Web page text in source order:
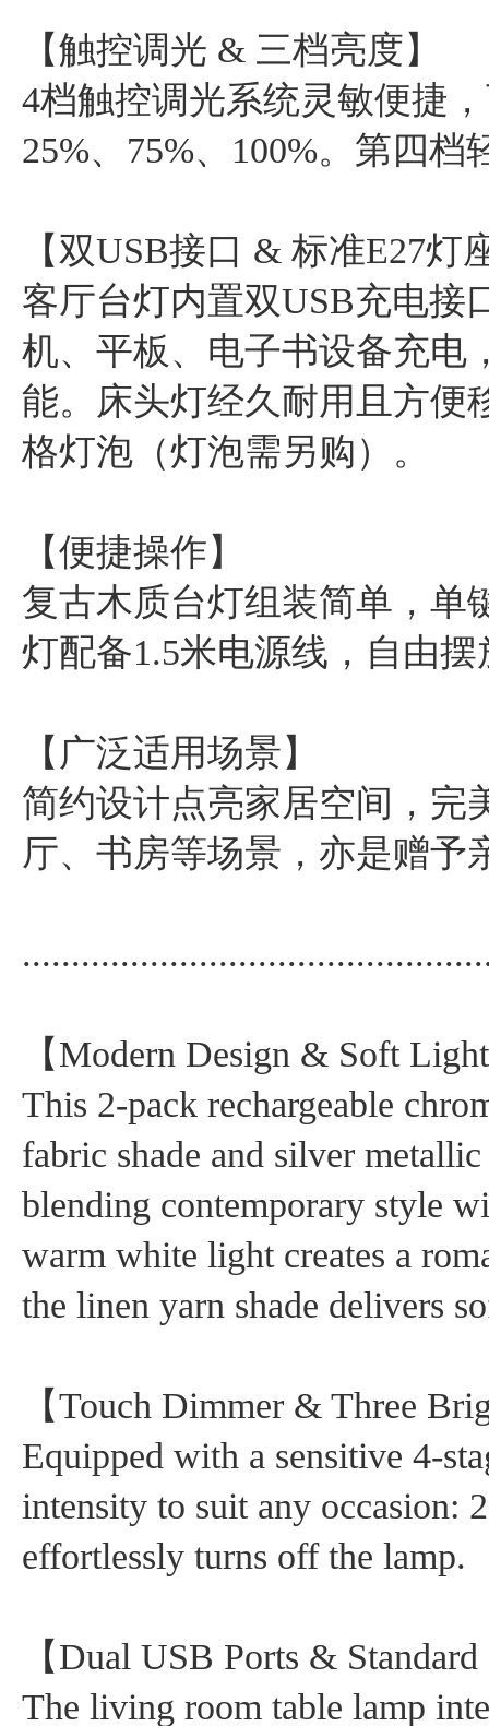
【触控调光 & 三档亮度】
4档触控调光系统灵敏便捷
25%、75%、100%。第四
【双USB接口 & 标准E27灯
客厅台灯内置双USB充电接
机、平板、电子书设备充电
能。床头灯经久耐用且方便
格灯泡（灯泡需另购）。
【便捷操作】
复古木质台灯组装简单，单
灯配备1.5米电源线，自由
【广泛适用场景】
简约设计点亮家居空间，完
厅、书房等场景，亦是赠予
【Modern Design & Soft
This 2-pack rechargeable
fabric shade and silver
blending contemporary style
warm white light creates a
the linen yarn shade delivers
【Touch Dimmer & Three
Equipped with a sensitive 4-
intensity to suit any occasion:
effortlessly turns off the lamp.
【Dual USB Ports &
The living room table lamp